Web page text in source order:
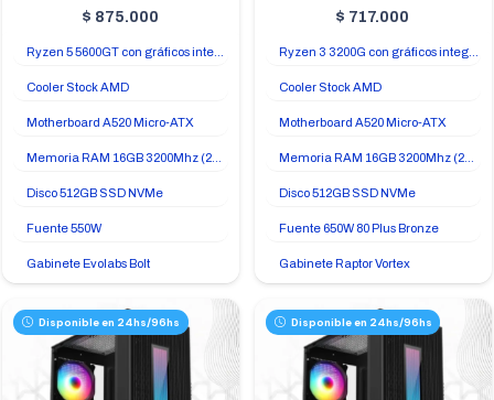
$ 875.000
Cooler Stock AMD
Motherboard A520 Micro-ATX
Disco 512GB SSD NVMe
Fuente 550W
Gabinete Evolabs Bolt
$ 717.000
Cooler Stock AMD
Motherboard A520 Micro-ATX
Disco 512GB SSD NVMe
Fuente 650W 80 Plus Bronze
Gabinete Raptor Vortex
Disponible en 24hs/96hs Disponible en 24hs/96hs